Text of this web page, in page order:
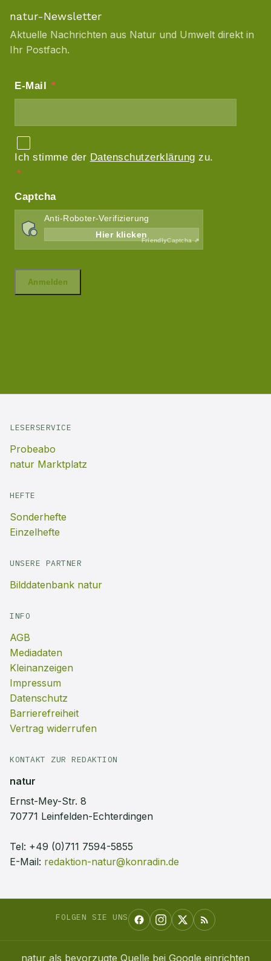
natur-Newsletter
Aktuelle Nachrichten aus Natur und Umwelt direkt in
Ihr Postfach.
LESERSERVICE
Probeabo
natur Marktplatz
HEFTE
Sonderhefte
Einzelhefte
UNSERE PARTNER
Bilddatenbank natur
INFO
AGB
Mediadaten
Kleinanzeigen
Impressum
Datenschutz
Barrierefreiheit
Vertrag widerrufen
KONTAKT ZUR REDAKTION
natur
Ernst-Mey-Str. 8
70771 Leinfelden-Echterdingen
Tel: +49 (0)711 7594-5855
E-Mail: redaktion-natur@konradin.de
FOLGEN SIE UNS
natur als bevorzugte Quelle bei Google einrichten